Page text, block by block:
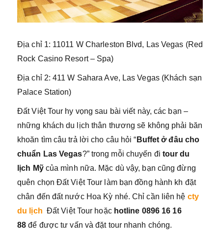
Địa chỉ 1: 11011 W Charleston Blvd, Las Vegas (Red
Rock Casino Resort – Spa)
Địa chỉ 2: 411 W Sahara Ave, Las Vegas (Khách sạn
Palace Station)
Đất Việt Tour hy vọng sau bài viết này, các bạn –
những khách du lịch thân thương sẽ không phải băn
khoăn tìm câu trả lời cho câu hỏi “ Buffet ở đâu cho
chuẩn Las Vegas?” trong mỗi chuyến đi tour du
lịch Mỹcủa mình nữa. Mặc dù vậy, bạn cũng đừng
quên chọn Đất Việt Tour làm bạn đồng hành kh đặt
chân đến đất nước Hoa Kỳ nhé. Chỉ cần liên hệ cty
du lịch Đất Việt Tour hoặc hotline 0896 16 16
88 để được tư vấn và đặt tour nhanh chóng.